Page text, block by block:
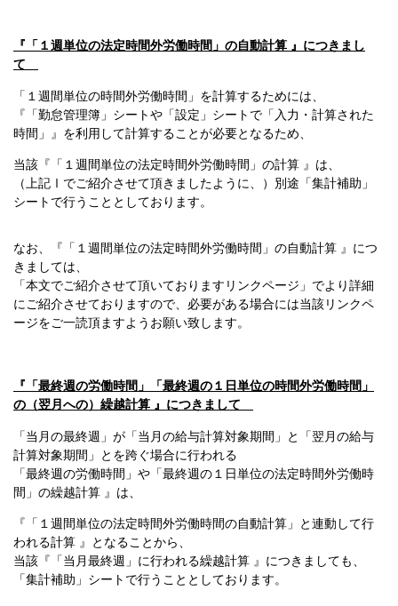
『「１週単位の法定時間外労働時間」の自動計算 』につきまし
て
「１週間単位の時間外労働時間」を計算するためには、
『「勤怠管理簿」シートや「設定」シートで「入力・計算された
時間」』を利用して計算することが必要となるため、
当該『「１週間単位の法定時間外労働時間」の計算 』は、
（上記Ⅰでご紹介させて頂きましたように、）別途「集計補助」
シートで行うこととしております。
なお、『「１週間単位の法定時間外労働時間」の自動計算 』につ
きましては、
「本文でご紹介させて頂いておりますリンクページ」でより詳細
にご紹介させておりますので、必要がある場合には当該リンクペ
ージをご一読頂ますようお願い致します。
『「最終週の労働時間」「最終週の１日単位の時間外労働時間」
の（翌月への）繰越計算 』につきまして
「当月の最終週」が「当月の給与計算対象期間」と「翌月の給与
計算対象期間」とを跨ぐ場合に行われる
「最終週の労働時間」や「最終週の１日単位の法定時間外労働時
間」の繰越計算 』は、
『「１週間単位の法定時間外労働時間の自動計算」と連動して行
われる計算 』となることから、
当該『「当月最終週」に行われる繰越計算 』につきましても、
「集計補助」シートで行うこととしております。